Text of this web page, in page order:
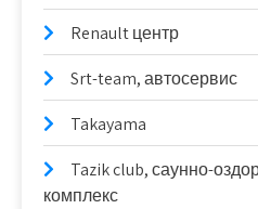
Renault центр
Srt-team, автосервис
Takayama
Tazik club, саунно-
комплекс